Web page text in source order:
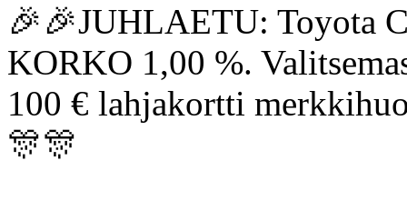
🎉🎉JUHLAETU: Toyota
KORKO 1,00 %.
100 € lahjakortti
🎊🎊